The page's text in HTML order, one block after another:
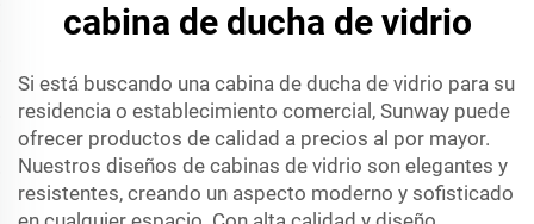
cabina de ducha de vidrio
Si está buscando una cabina de ducha de vidrio para su
residencia o establecimiento comercial, Sunway puede
ofrecer productos de calidad a precios al por mayor.
Nuestros diseños de cabinas de vidrio son elegantes y
resistentes, creando un aspecto moderno y sofisticado